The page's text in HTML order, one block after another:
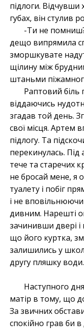
підлоги. Відчувши
губах, він стулив
-Ти не
дещо випрямила
зморшкувате
щілину між
штаньми
Раптовий біль
віддаючись
згадав той день.
свої місця. Артем
підлогу. Та
перекинулась.
тече та старечих
не бросай мене, я
туалету і побіг
і не
дивним. Нарешті
зачинивши двері
що його куртка,
залишились у
другу пляшку води.
Наступного
матір в тому, що
За звичних
спокійно грав би